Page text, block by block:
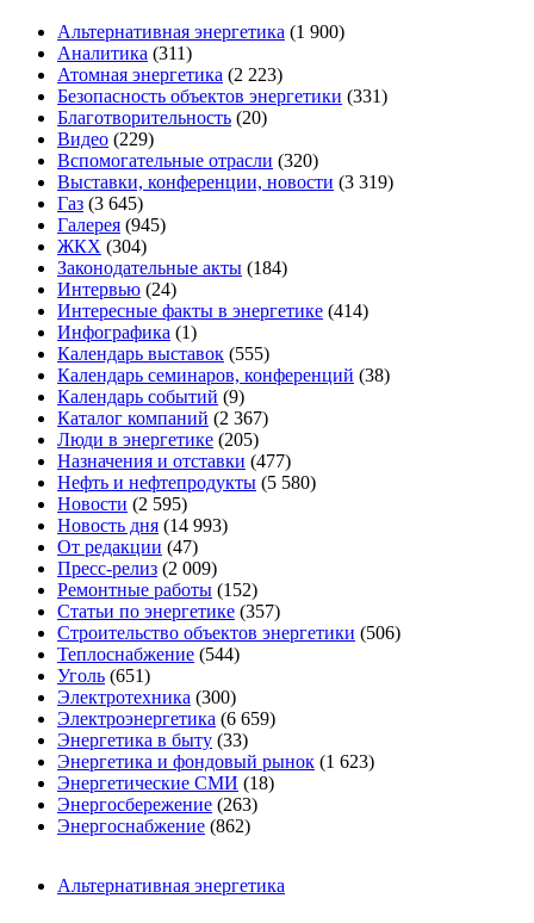
Альтернативная энергетика (1 900)
Аналитика (311)
Атомная энергетика (2 223)
Безопасность объектов энергетики (331)
Благотворительность (20)
Видео (229)
Вспомогательные отрасли (320)
Выставки, конференции, новости (3 319)
Газ (3 645)
Галерея (945)
ЖКХ (304)
Законодательные акты (184)
Интервью (24)
Интересные факты в энергетике (414)
Инфографика (1)
Календарь выставок (555)
Календарь семинаров, конференций (38)
Календарь событий (9)
Каталог компаний (2 367)
Люди в энергетике (205)
Назначения и отставки (477)
Нефть и нефтепродукты (5 580)
Новости (2 595)
Новость дня (14 993)
От редакции (47)
Пресс-релиз (2 009)
Ремонтные работы (152)
Статьи по энергетике (357)
Строительство объектов энергетики (506)
Теплоснабжение (544)
Уголь (651)
Электротехника (300)
Электроэнергетика (6 659)
Энергетика в быту (33)
Энергетика и фондовый рынок (1 623)
Энергетические СМИ (18)
Энергосбережение (263)
Энергоснабжение (862)
Альтернативная энергетика